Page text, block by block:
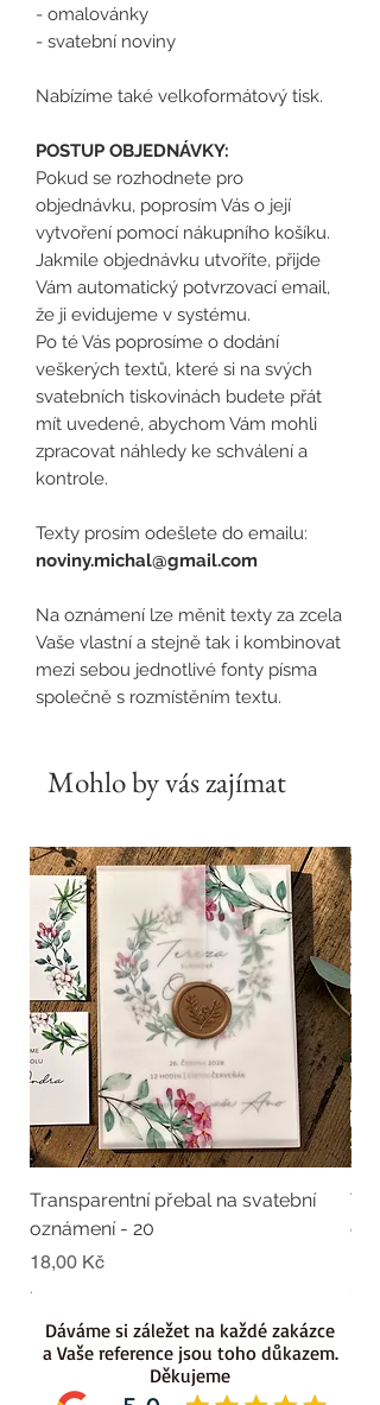
- omalovánky
- svatební noviny
Nabízíme také velkoformátový tisk.
POSTUP OBJEDNÁVKY:
Pokud se rozhodnete pro
objednávku, poprosím Vás o její
vytvoření pomocí nákupního košíku.
Jakmile objednávku utvoříte, přijde
Vám automatický potvrzovací email,
že ji evidujeme v systému.
Po té Vás poprosíme o dodání
veškerých textů, které si na svých
svatebních tiskovinách budete přát
mít uvedené, abychom Vám mohli
zpracovat náhledy ke schválení a
kontrole.
Texty prosím odešlete do emailu:
noviny.michal@gmail.com
Na oznámení lze měnit texty za zcela
Vaše vlastní a stejně tak i kombinovat
mezi sebou jednotlivé fonty písma
společně s rozmístěním textu.
Mohlo by vás zajímat
Transparentní přebal na svatební
oznámení - 20
Cena
18,00 Kč
.
Dáváme si záležet na každé zakázce
a Vaše reference jsou toho důkazem.
Děkujeme